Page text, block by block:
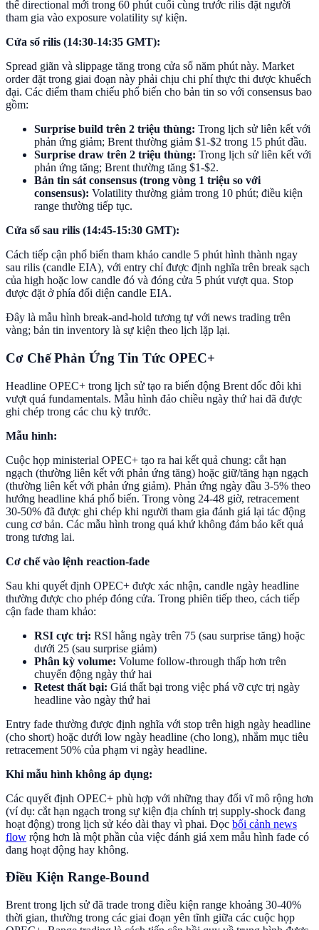
thế directional mới trong 60 phút cuối cùng trước rilis đặt người
tham gia vào exposure volatility sự kiện.
Cửa sổ rilis (14:30-14:35 GMT):
Spread giãn và slippage tăng trong cửa sổ năm phút này. Market
order đặt trong giai đoạn này phải chịu chi phí thực thi được khuếch
đại. Các điểm tham chiếu phổ biến cho bản tin so với consensus bao
gồm:
Surprise build trên 2 triệu thùng: Trong lịch sử liên kết với
phản ứng giảm; Brent thường giảm $1-$2 trong 15 phút đầu.
Surprise draw trên 2 triệu thùng: Trong lịch sử liên kết với
phản ứng tăng; Brent thường tăng $1-$2.
Bản tin sát consensus (trong vòng 1 triệu so với
consensus): Volatility thường giảm trong 10 phút; điều kiện
range thường tiếp tục.
Cửa sổ sau rilis (14:45-15:30 GMT):
Cách tiếp cận phổ biến tham khảo candle 5 phút hình thành ngay
sau rilis (candle EIA), với entry chỉ được định nghĩa trên break sạch
của high hoặc low candle đó và đóng cửa 5 phút vượt qua. Stop
được đặt ở phía đối diện candle EIA.
Đây là mẫu hình break-and-hold tương tự với news trading trên
vàng; bản tin inventory là sự kiện theo lịch lặp lại.
Cơ Chế Phản Ứng Tin Tức OPEC+
Headline OPEC+ trong lịch sử tạo ra biến động Brent dốc đôi khi
vượt quá fundamentals. Mẫu hình đảo chiều ngày thứ hai đã được
ghi chép trong các chu kỳ trước.
Mẫu hình:
Cuộc họp ministerial OPEC+ tạo ra hai kết quả chung: cắt hạn
ngạch (thường liên kết với phản ứng tăng) hoặc giữ/tăng hạn ngạch
(thường liên kết với phản ứng giảm). Phản ứng ngày đầu 3-5% theo
hướng headline khá phổ biến. Trong vòng 24-48 giờ, retracement
30-50% đã được ghi chép khi người tham gia đánh giá lại tác động
cung cơ bản. Các mẫu hình trong quá khứ không đảm bảo kết quả
trong tương lai.
Cơ chế vào lệnh reaction-fade
Sau khi quyết định OPEC+ được xác nhận, candle ngày headline
thường được cho phép đóng cửa. Trong phiên tiếp theo, cách tiếp
cận fade tham khảo:
RSI cực trị: RSI hằng ngày trên 75 (sau surprise tăng) hoặc
dưới 25 (sau surprise giảm)
Phân kỳ volume: Volume follow-through thấp hơn trên
chuyển động ngày thứ hai
Retest thất bại: Giá thất bại trong việc phá vỡ cực trị ngày
headline vào ngày thứ hai
Entry fade thường được định nghĩa với stop trên high ngày headline
(cho short) hoặc dưới low ngày headline (cho long), nhắm mục tiêu
retracement 50% của phạm vi ngày headline.
Khi mẫu hình không áp dụng:
Các quyết định OPEC+ phù hợp với những thay đổi vĩ mô rộng hơn
(ví dụ: cắt hạn ngạch trong sự kiện địa chính trị supply-shock đang
hoạt động) trong lịch sử kéo dài thay vì phai. Đọc bối cảnh news
flow rộng hơn là một phần của việc đánh giá xem mẫu hình fade có
đang hoạt động hay không.
Điều Kiện Range-Bound
Brent trong lịch sử đã trade trong điều kiện range khoảng 30-40%
thời gian, thường trong các giai đoạn yên tĩnh giữa các cuộc họp